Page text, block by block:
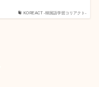
KOREACT -韓国語学習コリアクト-